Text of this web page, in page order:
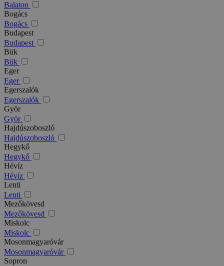
Balaton
Bogács
Bogács
Budapest
Budapest
Bük
Bük
Eger
Eger
Egerszalók
Egerszalók
Györ
Györ
Hajdúszoboszló
Hajdúszoboszló
Hegykő
Hegykő
Hévíz
Hévíz
Lenti
Lenti
Mezőkövesd
Mezőkövesd
Miskolc
Miskolc
Mosonmagyaróvár
Mosonmagyaróvár
Sopron